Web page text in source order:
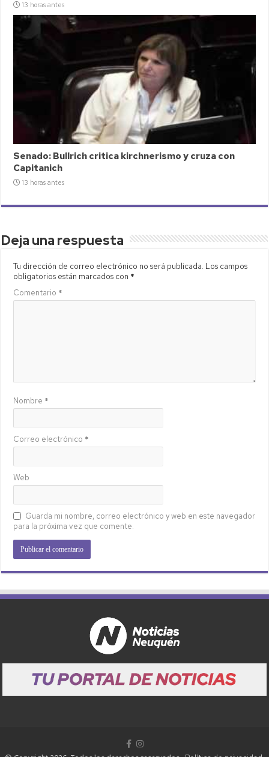
13 horas antes
Senado: Bullrich critica kirchnerismo y cruza con
Capitanich
13 horas antes
Deja una respuesta
Tu dirección de correo electrónico no será publicada. Los campos
obligatorios están marcados con *
Comentario *
Nombre *
Correo electrónico *
Web
Guarda mi nombre, correo electrónico y web en este navegador
para la próxima vez que comente.